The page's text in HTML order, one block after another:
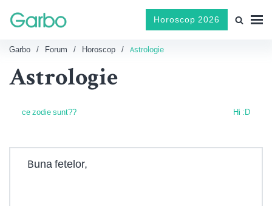
Horoscop 2026
Garbo Forum Horoscop Astrologie
Astrologie
ce zodie sunt?? Hi :D
Buna fetelor,